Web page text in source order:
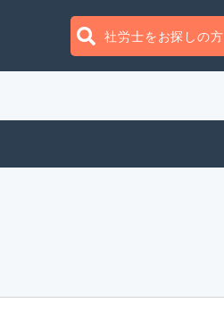
社労士をお探しの方